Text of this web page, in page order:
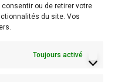
ou de retirer votre
du site. Vos
Toujours activé